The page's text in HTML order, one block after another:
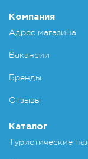
Компания
Адрес магазина
Вакансии
Бренды
Отзывы
Каталог
Туристические